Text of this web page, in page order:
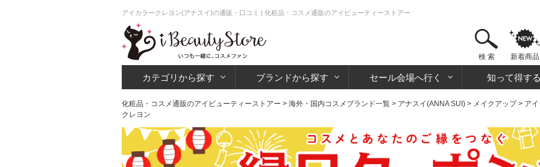
アイカラークレヨン(アナスイ)の通販・口コミ | 化粧品・コスメ通販のアイビューティーストアー
検 索 新着商品
カテゴリから探す ブランドから探す セール会場へ行く 知って得する
化粧品・コスメ通販のアイビューティーストアー > 海外・国内コスメブランド一覧 > アナスイ(ANNA SUI) > メイクアップ> ア
クレヨン